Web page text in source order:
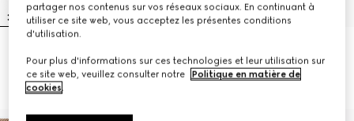
cachemire et laine GG
5.550 kr.
cachemire et laine GG
5.550 kr.
partager nos contenus sur vos réseaux sociaux. En continuant à
utiliser ce site web, vous acceptez les présentes conditions
d'utilisation.
Pour plus d'informations sur ces technologies et leur utilisation sur
ce site web, veuillez consulter notre
Politique en matière de
cookies.